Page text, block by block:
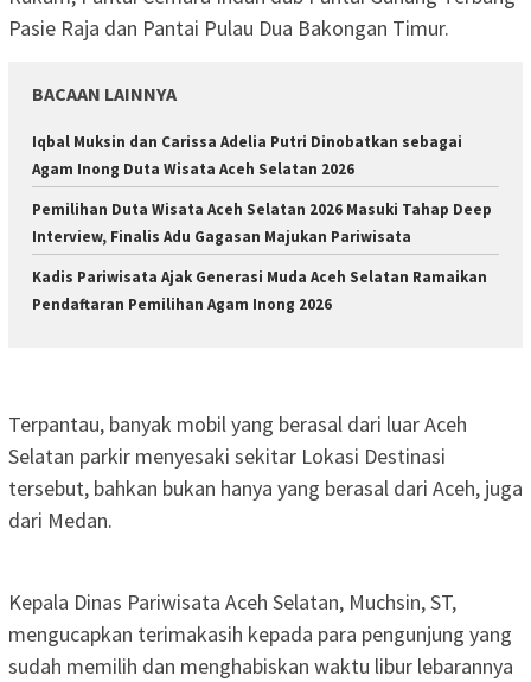
Pasie Raja dan Pantai Pulau Dua Bakongan Timur.
BACAAN LAINNYA
Iqbal Muksin dan Carissa Adelia Putri Dinobatkan sebagai
Agam Inong Duta Wisata Aceh Selatan 2026
Pemilihan Duta Wisata Aceh Selatan 2026 Masuki Tahap Deep
Interview, Finalis Adu Gagasan Majukan Pariwisata
Kadis Pariwisata Ajak Generasi Muda Aceh Selatan Ramaikan
Pendaftaran Pemilihan Agam Inong 2026
‎Terpantau, banyak mobil yang berasal dari luar Aceh
Selatan parkir menyesaki sekitar Lokasi Destinasi
tersebut, bahkan bukan hanya yang berasal dari Aceh, juga
dari Medan.
‎Kepala Dinas Pariwisata Aceh Selatan, Muchsin, ST,
mengucapkan terimakasih kepada para pengunjung yang
sudah memilih dan menghabiskan waktu libur lebarannya